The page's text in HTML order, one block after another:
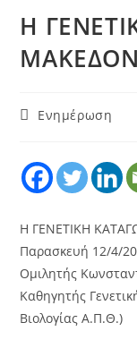
Η
Ενημέρωση
Η ΓΕΝΕΤΙΚΗ
Παρασκευή 12/4/
Ομιλητής
Καθηγητής
Βιολογίας Α.Π.Θ.)